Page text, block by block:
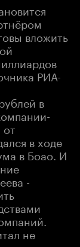
вложить
РИА-
в
в ходе
в Боао. И
-
не